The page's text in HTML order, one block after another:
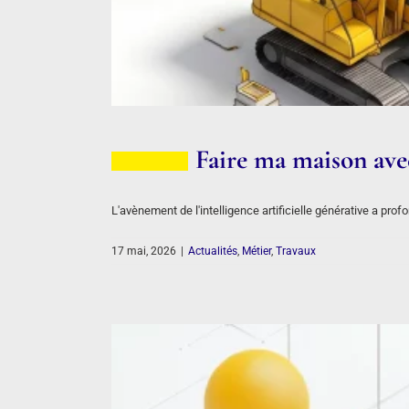
Faire ma maison
L'avènement de l'intelligence artificielle générative a
17 mai, 2026 Actualités, Métier, Travaux